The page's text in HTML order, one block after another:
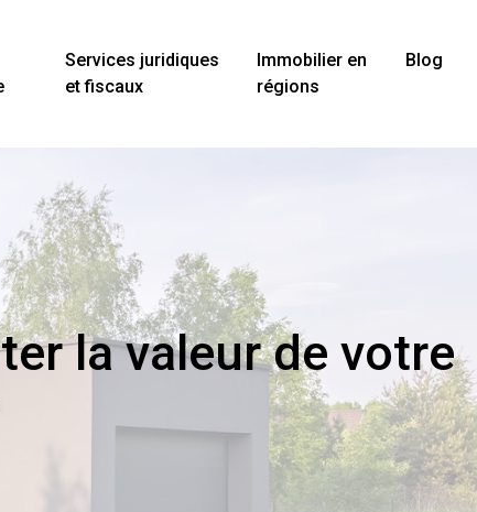
Services juridiques
et fiscaux
Immobilier en
régions
Blog
la valeur de votre